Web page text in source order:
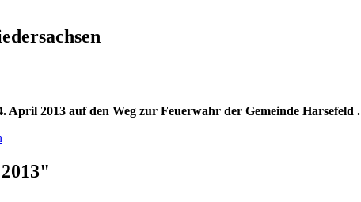
2013 auf den Weg zur Feuerwahr der Gemeinde Harsefeld .